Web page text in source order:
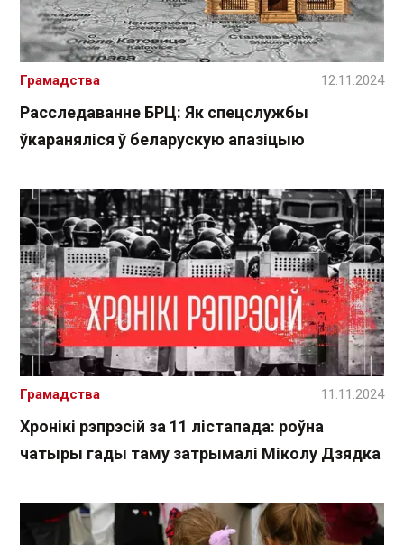
Расследаванне БРЦ: Як спецслужбы
ўкараняліся ў беларускую апазіцыю
Грамадства 12.11.2024
Хронікі рэпрэсій за 11 лістапада: роўна
чатыры гады таму затрымалі Міколу Дзядка
Грамадства 11.11.2024